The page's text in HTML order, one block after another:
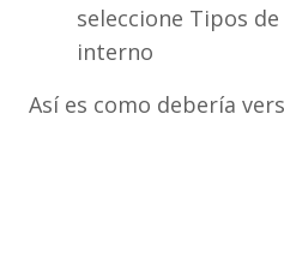
seleccione Tipos
interno
Así es como debería